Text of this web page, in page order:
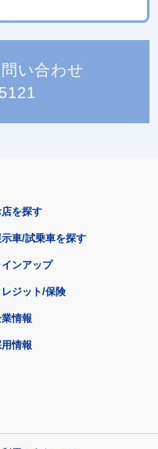
い合わせ
店を探す
示車/試乗車を探す
インアップ
レジット/保険
情報
情報